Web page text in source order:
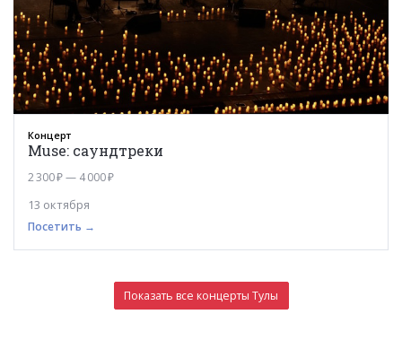
Концерт
Muse: саундтреки
2 300 ₽ — 4 000 ₽
13 октября
Посетить →
Показать все концерты Тулы